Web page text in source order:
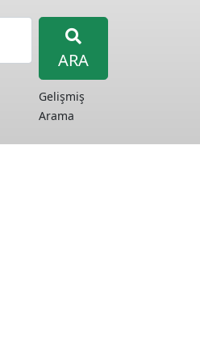
ARA
Gelişmiş
Arama